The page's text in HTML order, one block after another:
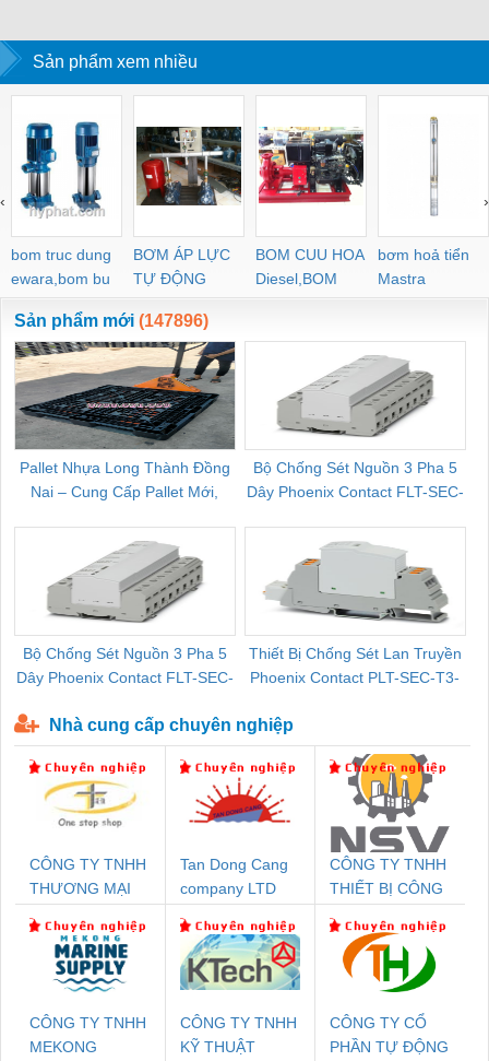
Sản phẩm xem nhiều
bom truc dung
ewara,bom bu
ewara
BƠM ÁP LỰC
TỰ ĐỘNG
BOM CUU HOA
Diesel,BOM
CHUA CHAY
bơm hoả tiển
Mastra
‹ ›
Sản phẩm mới (147896)
Pallet Nhựa Long Thành Đồng
Nai – Cung Cấp Pallet Mới,
Bộ Chống Sét Nguồn 3 Pha 5
Dây Phoenix Contact FLT-SEC-
Bộ Chống Sét Nguồn 3 Pha 5
Dây Phoenix Contact FLT-SEC-
Thiết Bị Chống Sét Lan Truyền
Phoenix Contact PLT-SEC-T3-
Nhà cung cấp chuyên nghiệp
CÔNG TY TNHH
THƯƠNG MẠI
NAM
Tan Dong Cang
company LTD
CÔNG TY TNHH
THIẾT BỊ CÔNG
SETSUBI VIỆT
NAM
CÔNG TY TNHH
MEKONG
CÔNG TY TNHH
KỸ THUẬT
CÔNG TY CỔ
PHẦN TỰ ĐỘNG